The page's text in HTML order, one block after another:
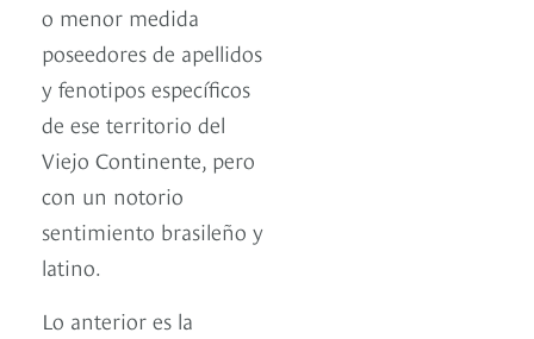
o menor medida
poseedores de apellidos
y fenotipos específicos
de ese territorio del
Viejo Continente, pero
con un notorio
sentimiento brasileño y
latino.
Lo anterior es la